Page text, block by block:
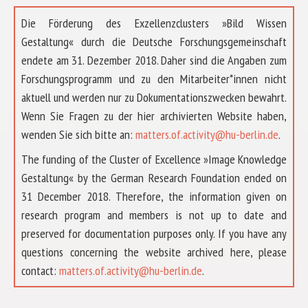
Die Förderung des Exzellenzclusters »Bild Wissen
Gestaltung« durch die Deutsche Forschungsgemeinschaft
endete am 31. Dezember 2018. Daher sind die Angaben zum
Forschungsprogramm und zu den Mitarbeiter*innen nicht
aktuell und werden nur zu Dokumentationszwecken bewahrt.
Wenn Sie Fragen zu der hier archivierten Website haben,
wenden Sie sich bitte an: matters.of.activity@hu-berlin.de.
The funding of the Cluster of Excellence »Image Knowledge
Gestaltung« by the German Research Foundation ended on
31 December 2018. Therefore, the information given on
research program and members is not up to date and
preserved for documentation purposes only. If you have any
questions concerning the website archived here, please
contact: matters.of.activity@hu-berlin.de.
ÜBER UNS